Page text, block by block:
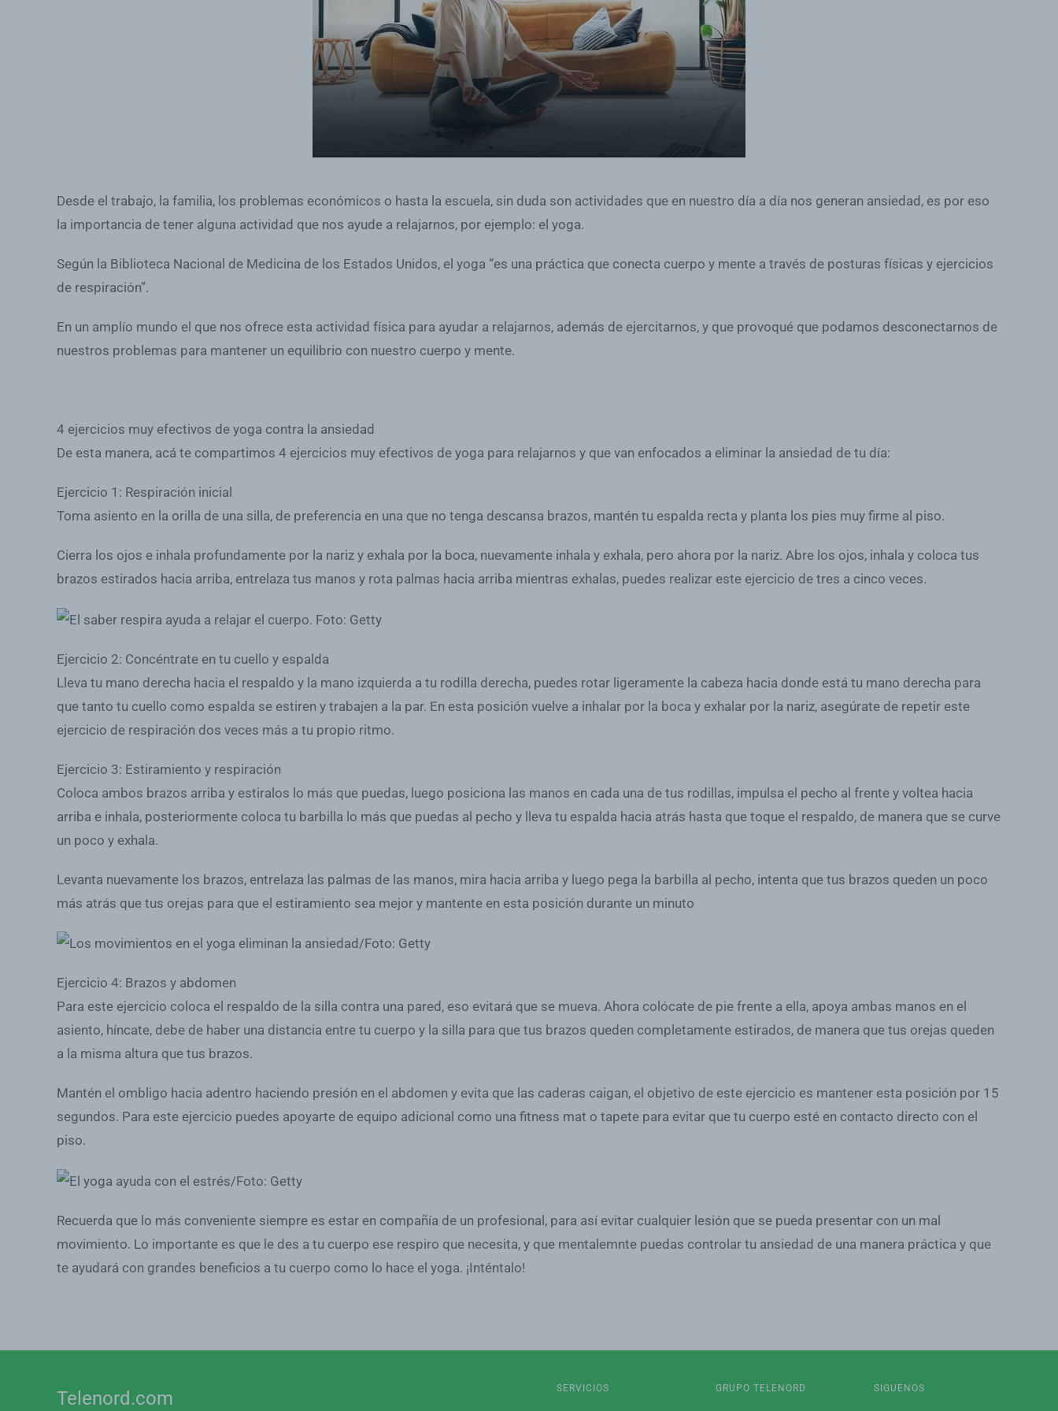
Desde el trabajo, la familia, los problemas económicos o hasta la escuela, sin duda son actividades que en nuestro día a día nos generan ansiedad, es por eso
la importancia de tener alguna actividad que nos ayude a relajarnos, por ejemplo: el yoga.
Según la Biblioteca Nacional de Medicina de los Estados Unidos, el yoga “es una práctica que conecta cuerpo y mente a través de posturas físicas y ejercicios
de respiración”.
En un amplío mundo el que nos ofrece esta actividad física para ayudar a relajarnos, además de ejercitarnos, y que provoqué que podamos desconectarnos de
nuestros problemas para mantener un equilibrio con nuestro cuerpo y mente.
4 ejercicios muy efectivos de yoga contra la ansiedad
De esta manera, acá te compartimos 4 ejercicios muy efectivos de yoga para relajarnos y que van enfocados a eliminar la ansiedad de tu día:
Ejercicio 1: Respiración inicial
Toma asiento en la orilla de una silla, de preferencia en una que no tenga descansa brazos, mantén tu espalda recta y planta los pies muy firme al piso.
Cierra los ojos e inhala profundamente por la nariz y exhala por la boca, nuevamente inhala y exhala, pero ahora por la nariz. Abre los ojos, inhala y coloca tus
brazos estirados hacia arriba, entrelaza tus manos y rota palmas hacia arriba mientras exhalas, puedes realizar este ejercicio de tres a cinco veces.
Ejercicio 2: Concéntrate en tu cuello y espalda
Lleva tu mano derecha hacia el respaldo y la mano izquierda a tu rodilla derecha, puedes rotar ligeramente la cabeza hacia donde está tu mano derecha para
que tanto tu cuello como espalda se estiren y trabajen a la par. En esta posición vuelve a inhalar por la boca y exhalar por la nariz, asegúrate de repetir este
ejercicio de respiración dos veces más a tu propio ritmo.
Ejercicio 3: Estiramiento y respiración
Coloca ambos brazos arriba y estiralos lo más que puedas, luego posiciona las manos en cada una de tus rodillas, impulsa el pecho al frente y voltea hacia
arriba e inhala, posteriormente coloca tu barbilla lo más que puedas al pecho y lleva tu espalda hacia atrás hasta que toque el respaldo, de manera que se curve
un poco y exhala.
Levanta nuevamente los brazos, entrelaza las palmas de las manos, mira hacia arriba y luego pega la barbilla al pecho, intenta que tus brazos queden un poco
más atrás que tus orejas para que el estiramiento sea mejor y mantente en esta posición durante un minuto
Ejercicio 4: Brazos y abdomen
Para este ejercicio coloca el respaldo de la silla contra una pared, eso evitará que se mueva. Ahora colócate de pie frente a ella, apoya ambas manos en el
asiento, híncate, debe de haber una distancia entre tu cuerpo y la silla para que tus brazos queden completamente estirados, de manera que tus orejas queden
a la misma altura que tus brazos.
Mantén el ombligo hacia adentro haciendo presión en el abdomen y evita que las caderas caigan, el objetivo de este ejercicio es mantener esta posición por 15
segundos. Para este ejercicio puedes apoyarte de equipo adicional como una fitness mat o tapete para evitar que tu cuerpo esté en contacto directo con el
piso.
Recuerda que lo más conveniente siempre es estar en compañía de un profesional, para así evitar cualquier lesión que se pueda presentar con un mal
movimiento. Lo importante es que le des a tu cuerpo ese respiro que necesita, y que mentalemnte puedas controlar tu ansiedad de una manera práctica y que
te ayudará con grandes beneficios a tu cuerpo como lo hace el yoga. ¡Inténtalo!
Telenord.com SERVICIOS GRUPO TELENORD SIGUENOS